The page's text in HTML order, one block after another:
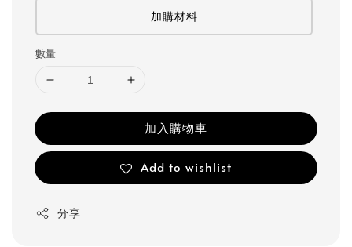
加購材料
數量
加入購物車
Add to wishlist
分享